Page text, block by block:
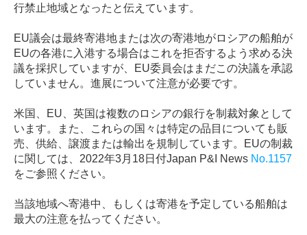
行禁止地域となったと伝えています。
EU議会は最終寄港地または次の寄港地がロシアの船舶が
EUの各港に入港する場合はこれを拒否するよう求める決
議を採択していますが、
EU委員会はまだこの決議を承認
していません。進展について注意が必要です。
米国、 EU 、英国は複数のロシアの銀行を制裁対象として
います。また、これらの国々は特定の品目についても販
売、供給、譲渡または輸出を規制しています。
EUの制裁
に関しては、 2022年3月 18日付Japan P&I News No.1157
をご参照ください。
当該地域へ寄港中、もしくは寄港を予定している船舶は
最大の注意を払ってください。